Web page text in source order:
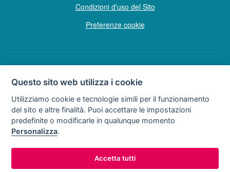
Condizioni d'uso del Sito
Preferenze cookie
Copyright © Tutti i diritti sono riservati
Soggetto sottoposto a direzione e coordinamento della F.lli Dionisi S.r.L.
unipersonale
via A. Costa n° 2 - 63822 P. S. Giorgio (FM)
R.E.A. FM-200734
Tel:0734.278024o0734.671500
Questo sito web utilizza i cookie
Utilizziamo cookie e tecnologie simili per il funzionamento
del sito e altre finalità. Puoi accettare le impostazioni
predefinite o modificarle in qualunque momento
Personalizza.
Accetta tutti